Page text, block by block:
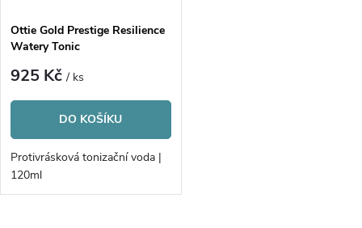
p
r
o
d
u
s
p
r
o
d
Ottie Gold Prestige Resilience
Watery Tonic
925 Kč/ ks
DO KOŠÍKU
Protivrásková tonizační voda |
120ml